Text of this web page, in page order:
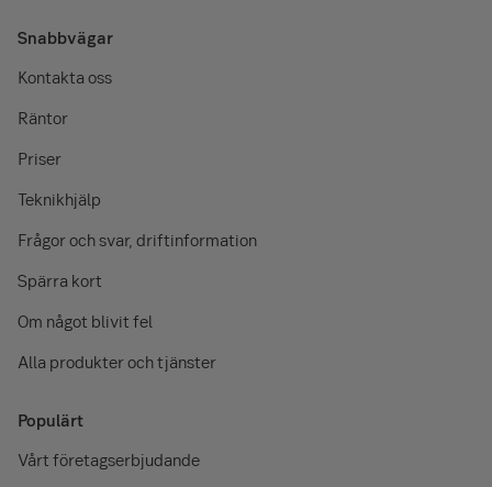
Snabbvägar
Kontakta oss
Räntor
Priser
Teknikhjälp
Frågor och svar, driftinformation
Spärra kort
Om något blivit fel
Alla produkter och tjänster
Populärt
Vårt företagserbjudande